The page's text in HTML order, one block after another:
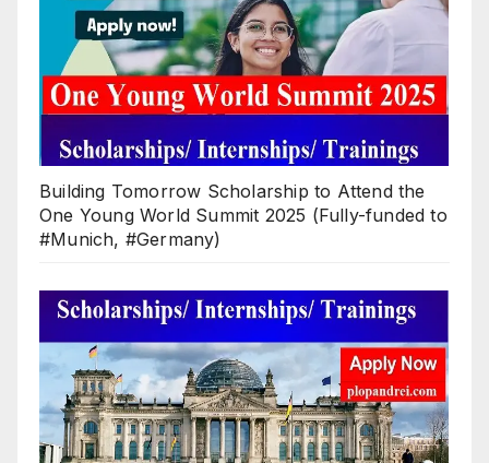
Building Tomorrow Scholarship to Attend the
One Young World Summit 2025 (Fully-funded to
#Munich, #Germany)